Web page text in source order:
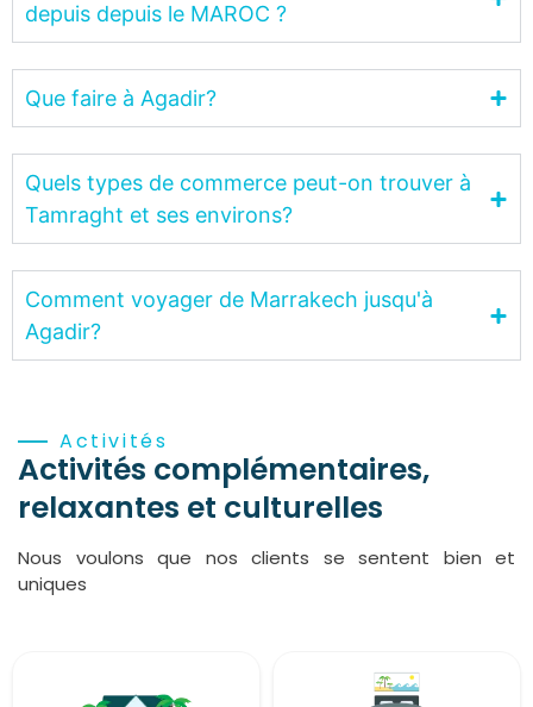
depuis depuis le MAROC ?
Que faire à Agadir?
Quels types de commerce peut-on trouver à
Tamraght et ses environs?
Comment voyager de Marrakech jusqu'à
Agadir?
Activités
Activités complémentaires,
relaxantes et culturelles
Nous voulons que nos clients se sentent bien et
uniques